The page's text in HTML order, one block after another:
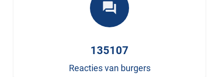
forum
135107
Reacties van burgers